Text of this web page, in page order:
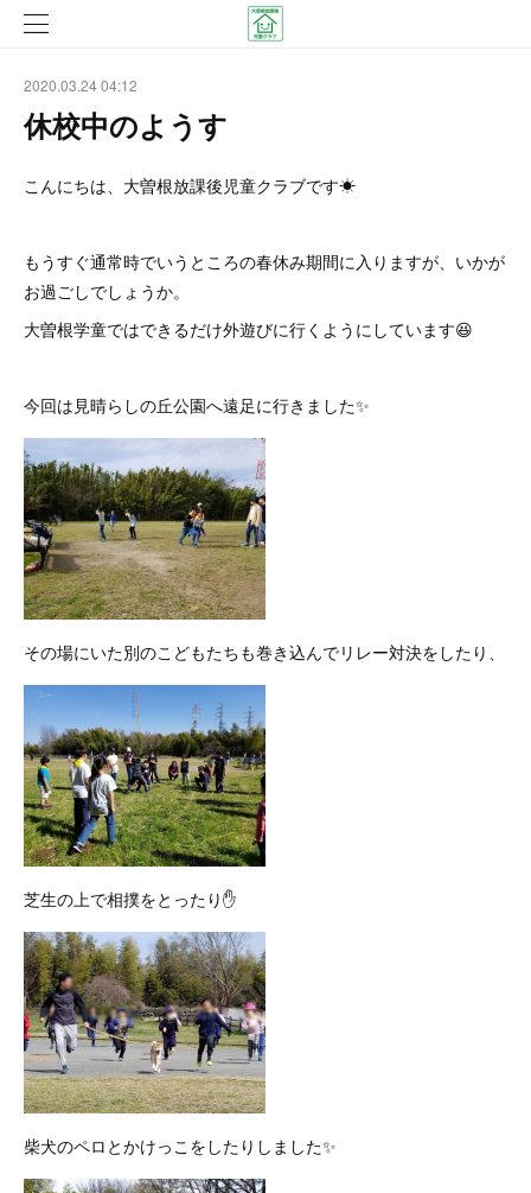
2020.03.24 04:12
休校中のようす
こんにちは、大曽根放課後児童クラブです☀
もうすぐ通常時でいうところの春休み期間に入りますが、いかが
お過ごしでしょうか。
大曽根学童ではできるだけ外遊びに行くようにしています😆
今回は見晴らしの丘公園へ遠足に行きました✨
その場にいた別のこどもたちも巻き込んでリレー対決をしたり、
芝生の上で相撲をとったり✋
柴犬のペロとかけっこをしたりしました✨